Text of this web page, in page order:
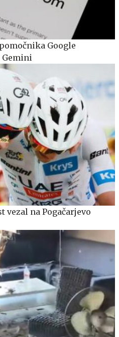
Google
Gemini
vezal na Pogačarjevo